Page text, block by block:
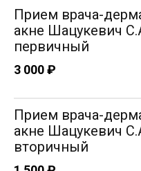
Прием врача-
акне Шацукевич
первичный
3 000 ₽
Прием врача-
акне Шацукевич
вторичный
Шацукевич Софья